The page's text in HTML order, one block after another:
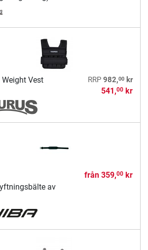
Vest
RRP 982,00kr
541,00kr
av
från 359,00kr